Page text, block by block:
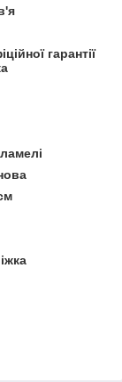
гарантії